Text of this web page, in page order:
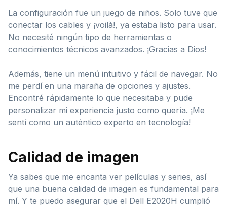
La configuración fue un juego de niños. Solo tuve que
conectar los cables y ¡voilà!, ya estaba listo para usar.
No necesité ningún tipo de herramientas o
conocimientos técnicos avanzados. ¡Gracias a Dios!
Además, tiene un menú intuitivo y fácil de navegar. No
me perdí en una maraña de opciones y ajustes.
Encontré rápidamente lo que necesitaba y pude
personalizar mi experiencia justo como quería. ¡Me
sentí como un auténtico experto en tecnología!
Calidad de imagen
Ya sabes que me encanta ver películas y series, así
que una buena calidad de imagen es fundamental para
mí. Y te puedo asegurar que el Dell E2020H cumplió